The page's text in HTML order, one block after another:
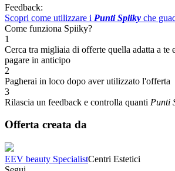
Feedback:
Scopri come utilizzare i Punti Spiiky che
Come funziona Spiiky?
1
Cerca tra migliaia di offerte quella adatta a te
pagare in anticipo
2
Pagherai in loco dopo aver utilizzato l'offerta
3
Rilascia un feedback e controlla quanti Punti
Offerta creata da
EEV beauty SpecialistCentri Estetici